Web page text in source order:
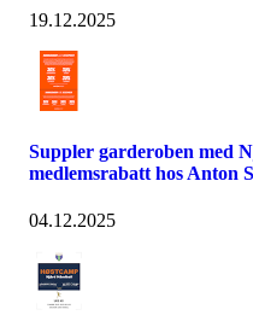
19.12.2025
Suppler garderoben med
medlemsrabatt hos Anton
04.12.2025